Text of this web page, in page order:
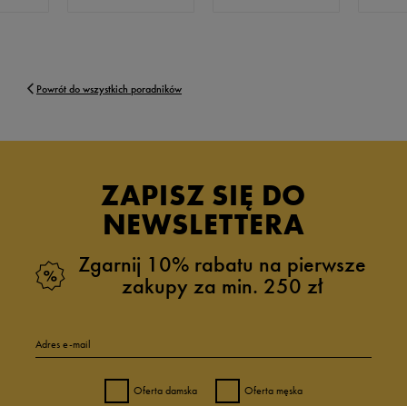
Powrót do wszystkich poradników
ZAPISZ SIĘ DO
NEWSLETTERA
Zgarnij 10% rabatu na pierwsze
zakupy za min. 250 zł
Adres e-mail
Oferta damska Oferta męska